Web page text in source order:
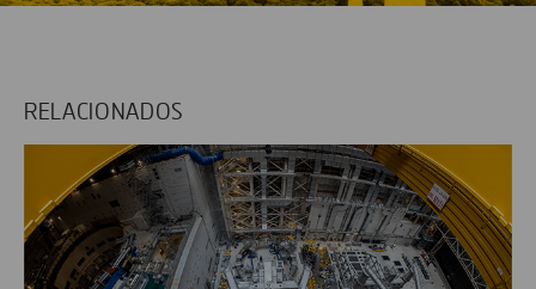
RELACIONADOS